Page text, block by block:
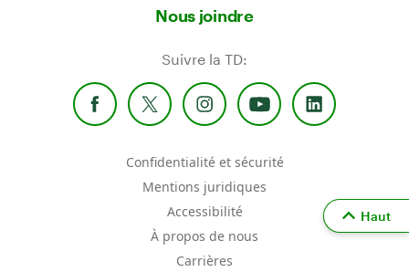
Nous joindre
Suivre la TD:
Confidentialité et sécurité
Mentions juridiques
Accessibilité
À propos de nous
Carrières
Haut